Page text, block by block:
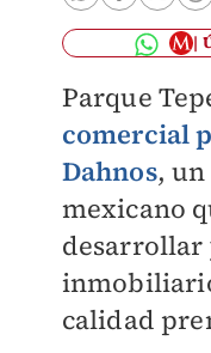
Parque
comercial
Dahnos,
mexicano
calidad